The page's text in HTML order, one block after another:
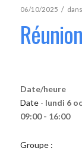
06/10/2025 / dans
Date/heure
Date - lundi 6
09:00 - 16:00
Groupe :